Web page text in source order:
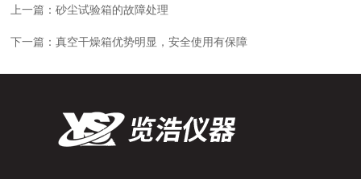
上一篇：砂尘试验箱的故障处理
下一篇：真空干燥箱优势明显，安全使用有保障